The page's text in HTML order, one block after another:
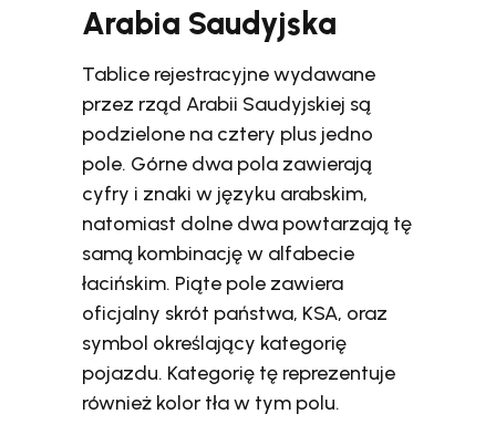
Arabia Saudyjska
Tablice rejestracyjne wydawane
przez rząd Arabii Saudyjskiej są
podzielone na cztery plus jedno
pole. Górne dwa pola zawierają
cyfry i znaki w języku arabskim,
natomiast dolne dwa powtarzają tę
samą kombinację w alfabecie
łacińskim. Piąte pole zawiera
oficjalny skrót państwa, KSA, oraz
symbol określający kategorię
pojazdu. Kategorię tę reprezentuje
również kolor tła w tym polu.